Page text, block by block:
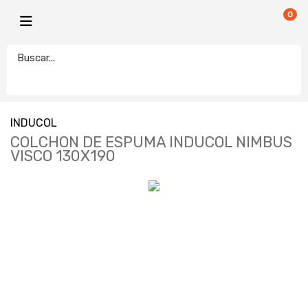
0
INDUCOL
COLCHON DE ESPUMA INDUCOL NIMBUS
VISCO 130X190